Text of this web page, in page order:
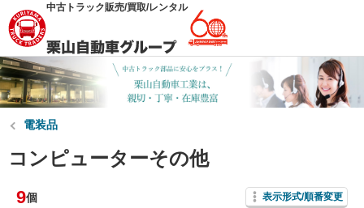
中古トラック販売/買取/レンタル
電装品
コンピューターその他
9個 表示形式/順番変更